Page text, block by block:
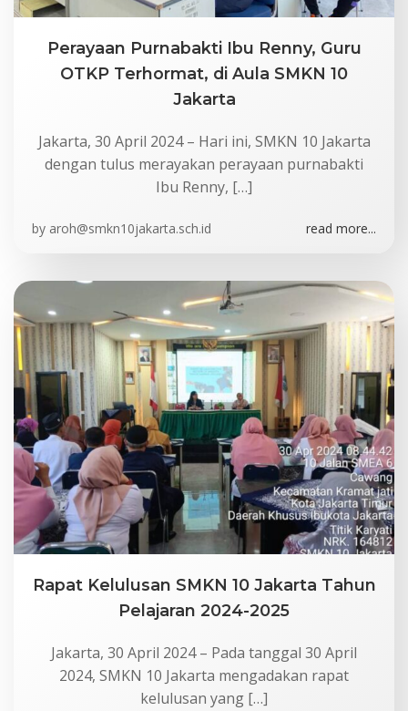
Perayaan Purnabakti Ibu Renny, Guru
OTKP Terhormat, di Aula SMKN 10
Jakarta
Jakarta, 30 April 2024 – Hari ini, SMKN 10 Jakarta
dengan tulus merayakan perayaan purnabakti
Ibu Renny, […]
by aroh@smkn10jakarta.sch.id read more...
Rapat Kelulusan SMKN 10 Jakarta Tahun
Pelajaran 2024-2025
Jakarta, 30 April 2024 – Pada tanggal 30 April
2024, SMKN 10 Jakarta mengadakan rapat
kelulusan yang […]